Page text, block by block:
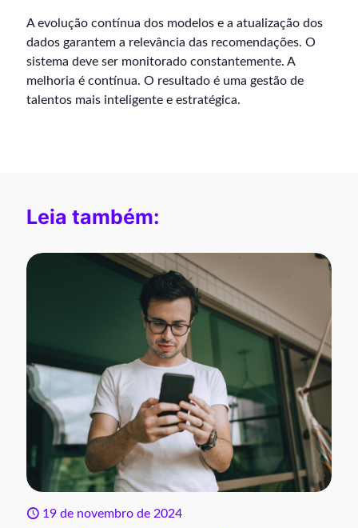
A evolução contínua dos modelos e a atualização dos
dados garantem a relevância das recomendações. O
sistema deve ser monitorado constantemente. A
melhoria é contínua. O resultado é uma gestão de
talentos mais inteligente e estratégica.
Leia também:
19 de novembro de 2024